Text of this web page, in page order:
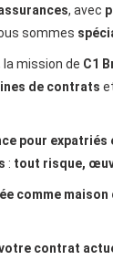
, avec
sommes
la mission de C1
de contrats
pour
: tout risque,
comme maison
contrat